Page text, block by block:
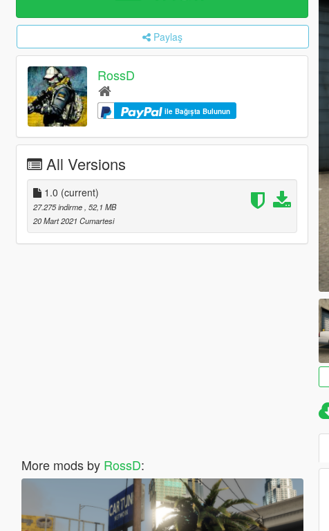
Paylaş
RossD
ile Bağışta Bulunun
All Versions
1.0 (current)
27.275 indirme , 52,1 MB
20 Mart 2021 Cumartesi
More mods by RossD: